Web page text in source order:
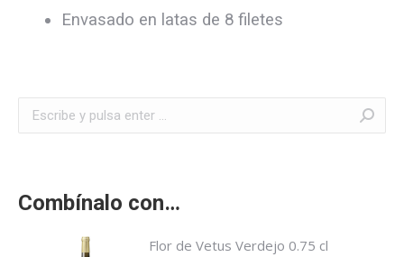
Envasado en latas de 8 filetes
Combínalo con…
Flor de Vetus Verdejo 0.75 cl